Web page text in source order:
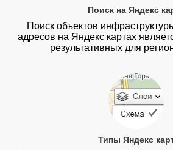
Поиск на Яндекс
Поиск объектов
адресов на Яндекс картах
результативных для
Типы Яндекс